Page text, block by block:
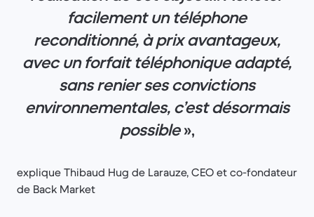
facilement un téléphone
reconditionné, à prix avantageux,
avec un forfait téléphonique adapté,
sans renier ses convictions
environnementales, c’est désormais
possible»,
explique Thibaud Hug de Larauze, CEO et co-fondateur
de Back Market